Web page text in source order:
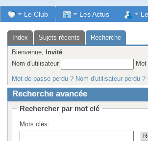
Le Club Les Actus
Index Sujets récents
Recherche
Bienvenue,
Invité
Nom d'utilisateur
Mot de passe perdu ? Nom d'utilisateur perdu ?
Recherche avancée
Rechercher par mot clé
Mots clés: